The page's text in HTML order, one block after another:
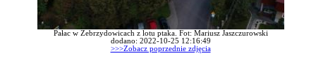
Pałac w Zebrzydowicach z lotu ptaka. Fot: Mariusz Jaszczurowski
dodano: 2022-10-25 12:16:49
>>>Zobacz poprzednie zdjęcia